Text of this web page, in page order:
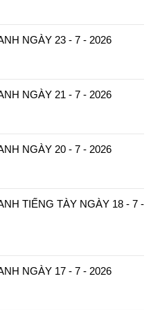
NGÀY 23 - 7 - 2026
NGÀY 21 - 7 - 2026
NGÀY 20 - 7 - 2026
TIẾNG TÀY NGÀY 18 - 7 -
NGÀY 17 - 7 - 2026